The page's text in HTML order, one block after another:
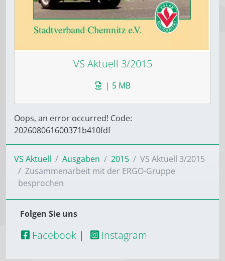
VS Aktuell 3/2015
| 5 MB
Oops, an error occurred! Code:
202608061600371b410fdf
VS Aktuell Ausgaben 2015
VS Aktuell 3/2015
Zusammenarbeit mit der ERGO-Gruppe
besprochen
Folgen Sie uns
Facebook | Instagram